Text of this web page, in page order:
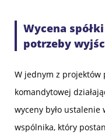
Wycena
potrzeby
W jednym z projektów
komandytowej
wyceny było ustalenie
wspólnika, który